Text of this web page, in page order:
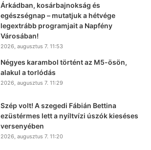
Árkádban, kosárbajnokság és
egészségnap – mutatjuk a hétvége
legextrább programjait a Napfény
Városában!
2026, augusztus 7. 11:53
Négyes karambol történt az M5-ösön,
alakul a torlódás
2026, augusztus 7. 11:29
Szép volt! A szegedi Fábián Bettina
ezüstérmes lett a nyíltvízi úszók kieséses
versenyében
2026, augusztus 7. 11:20